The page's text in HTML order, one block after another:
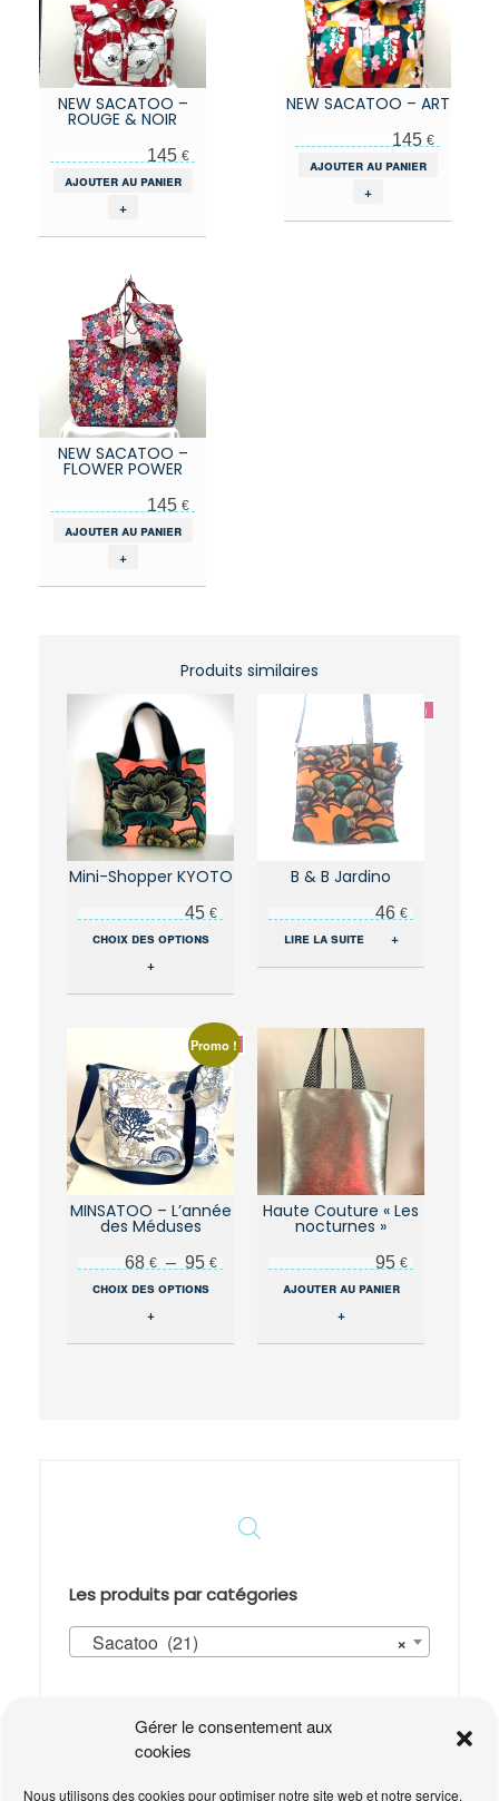
Gérer le consentement aux
cookies
Nous utilisons des cookies pour optimiser notre site web et notre service.
NEW SACATOO –
ROUGE & NOIR
145 €
ajouter au panier
+
NEW SACATOO – ART
145€
ajouter au panier
+
NEW SACATOO –
FLOWER POWER
145 €
ajouter au panier
+
Produits similaires
Mini-Shopper KYOTO
45 €
choix des options
plusieurs
variations.
Les
options
peuvent
être
choisies
sur
la
du
+
B & B Jardino
46€
lire la suite +
Promo !
MINSATOO – L’année
des Méduses
68 € – 95 €Plage de prix : 68 € à 95 €
choix des options
plusieurs
page
+
Haute Couture « Les
nocturnes »
95€
ajouter au panier
+
Les produits par catégories
×
Sacatoo (21)
Votre panier est vide.